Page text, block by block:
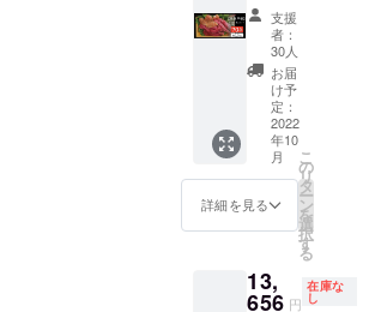
1.5kg
・保存
方法：
冷凍
−20℃
以下 ・
添加物
表示：
無 ・ア
ギー表
示：
・賞味/
消費期
・保存
方法：
冷凍
−20℃
以下 ・
添加物
表示：
無 ・ア
レル
示：
牛、
消費期
限：製
本製品
は冷凍
発送と
なりま
す。 ※
賞味期
限：製
造日か
ら冷凍
で6か月
※解凍し
うため
お早め
セット
のみご
用意い
たしま
した。
7,587円
引きの
超お買
い得価
格で
す。 ・
豚ヒレ
／約
セッ
ト・メ
ガ盛り
約
3.0kg（
6〜8人
分）
［一般
販売予
定価格
30,348
円］
70％OF
ンプ
ファイ
支援
者：
30人
お届
け予
定：
2022
年10
月
詳細を見る
こ
の
リ
タ
ー
ン
を
選
択
す
る
13,
656 円
在庫な
し